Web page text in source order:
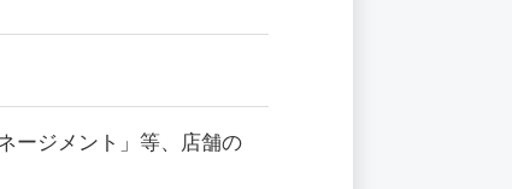
ージメント」等、店舗の